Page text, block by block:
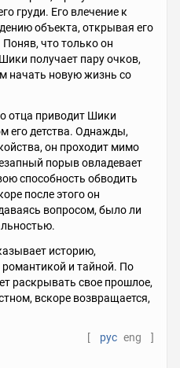
груди. Его влечение к
объекта, открывая его
что только он
получает пару очков,
начать новую жизнь со
отца приводит Шики
его детства. Однажды,
он проходит мимо
порыв овладевает
способность обводить
после этого он
вопросом, было ли
историю,
и тайной. По
раскрывать свое прошлое,
вскоре возвращается,
[
рус eng ]